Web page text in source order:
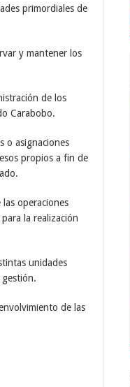
primordiales de
y mantener los
de los
Carabobo.
o asignaciones
propios a fin de
operaciones
la realización
unidades
de las